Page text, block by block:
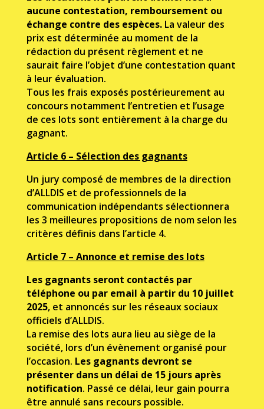
aucune contestation, remboursement ou
échange contre des espèces. La valeur des
prix est déterminée au moment de la
rédaction du présent règlement et ne
saurait faire l’objet d’une contestation quant
à leur évaluation.
Tous les frais exposés postérieurement au
concours notamment l’entretien et l’usage
de ces lots sont entièrement à la charge du
gagnant.
Article 6 – Sélection des gagnants
Un jury composé de membres de la direction
d’ALLDIS et de professionnels de la
communication indépendants sélectionnera
les 3 meilleures propositions de nom selon les
critères définis dans l’article 4.
Article 7 – Annonce et remise des lots
Les gagnants seront contactés par
téléphone ou par email à partir du 10 juillet
2025, et annoncés sur les réseaux sociaux
officiels d’ALLDIS.
La remise des lots aura lieu au siège de la
société, lors d’un évènement organisé pour
l’occasion. Les gagnants devront se
présenter dans un délai de 15 jours après
notification. Passé ce délai, leur gain pourra
être annulé sans recours possible.